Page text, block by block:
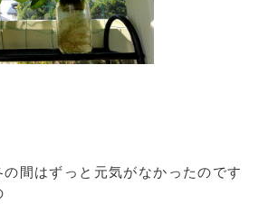
間はずっと元気がなかったのです